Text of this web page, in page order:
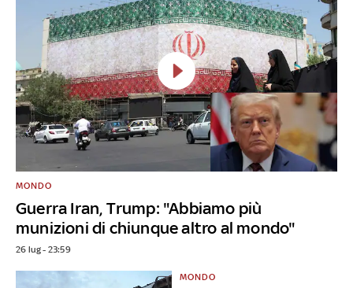
Guerra Iran, Trump: "Abbiamo più
munizioni di chiunque altro al mondo"
MONDO
26 lug - 23:59
MONDO